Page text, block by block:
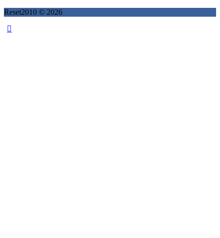
Reset2010 © 2026